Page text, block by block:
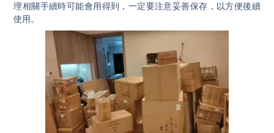
理相關手續時可能會用得到，一定要注意妥善保存，以方便後續
使用。